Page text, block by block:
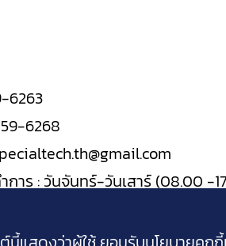
6263
6268
การ : วันจันทร์-วันเสาร์ (08.00 -